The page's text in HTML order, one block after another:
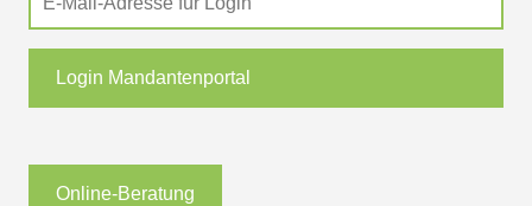
Login Mandantenportal
Online-Beratung